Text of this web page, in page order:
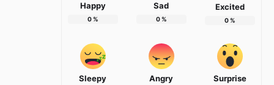
Happy
0%
Sad
0%
Excited
0%
Sleepy Angry Surprise